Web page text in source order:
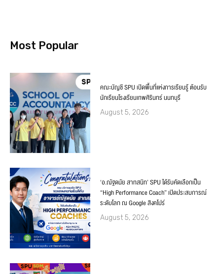
Most Popular
คณะบัญชี SPU เปิดพื้นที่แห่งการเรียนรู้ ต้อนรับ
นักเรียนโรงเรียนเทพศิรินทร์ นนทบุรี
August 5, 2026
‘อ.ณัฐดนัย สาทสนิท’ SPU ได้รับคัดเลือกเป็น
“High Performance Coach” เปิดประสบการณ์
ระดับโลก ณ Google สิงคโปร์
August 5, 2026